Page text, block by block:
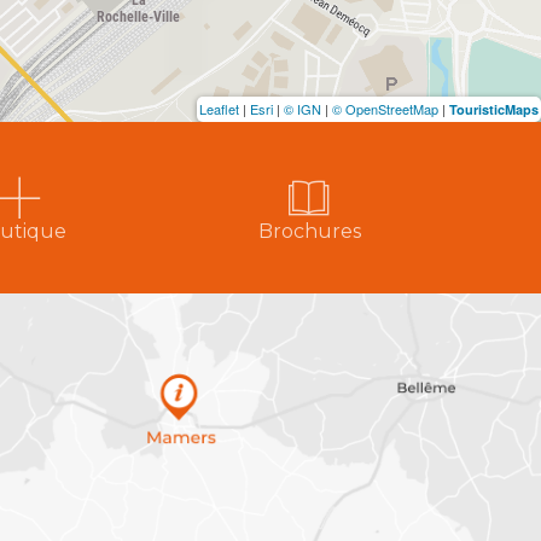
Leaflet | Esri | © IGN | © OpenStreetMap | TouristicMaps
Brochures